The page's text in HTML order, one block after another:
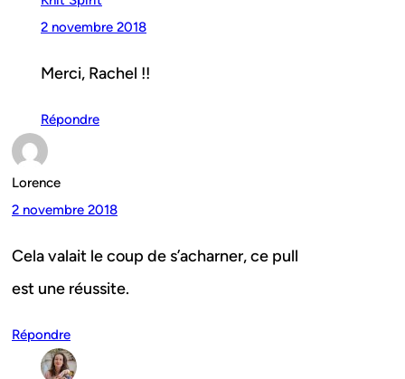
2 novembre 2018
Merci, Rachel !!
Répondre
Lorence
2 novembre 2018
Cela valait le coup de s’acharner, ce pull
est une réussite.
Répondre